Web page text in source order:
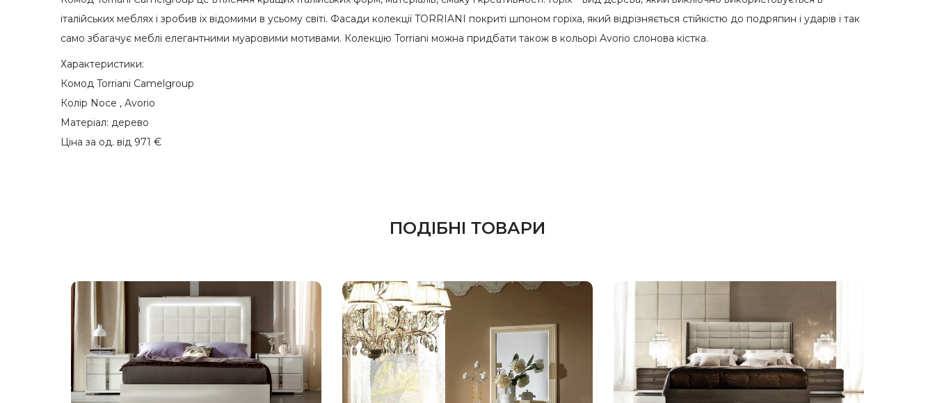
італійських меблях і зробив іх відомими в усьому світі. Фасади колекції TORRIANI покриті шпоном горіха, який відрізняється стійкістю до подряпин і ударів і так
само збагачує меблі елегантними муаровими мотивами. Колекцію Torriani можна придбати також в кольорі Avorio слонова кістка.
Характеристики:
Комод Torriani Camelgroup
Колір Noce , Avorio
Матеріал: дерево
Ціна за од. від 971 €
ПОДІБНІ ТОВАРИ